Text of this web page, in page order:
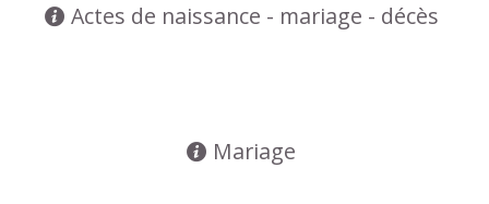
Actes de naissance - mariage - décès
Mariage